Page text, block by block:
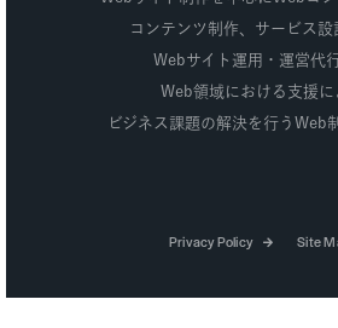
コンテンツ制作、 サービス設
Webサイト運用・運営代行
Web領域における支援に
ビジネス課題の解決を行うWeb